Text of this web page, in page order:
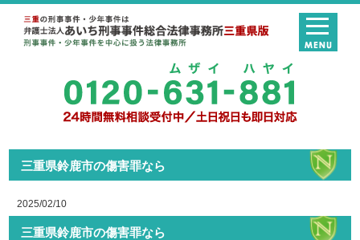
三重県鈴鹿市の傷害罪なら
2025/02/10
三重県鈴鹿市の傷害罪なら